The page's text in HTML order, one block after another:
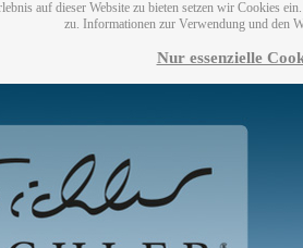
auf dieser Website zu bieten setzen wir Cookies
zu. Informationen zur Verwendung und den
Nur essenzielle